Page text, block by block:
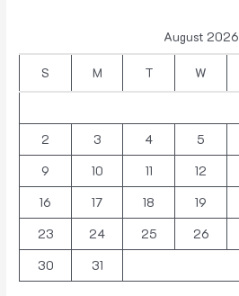
August 2026
S M T W
2 3 4 5
9 10 11 12
16 17 18 19
23 24 25 26
30 31